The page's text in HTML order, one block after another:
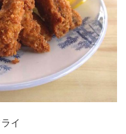
イ